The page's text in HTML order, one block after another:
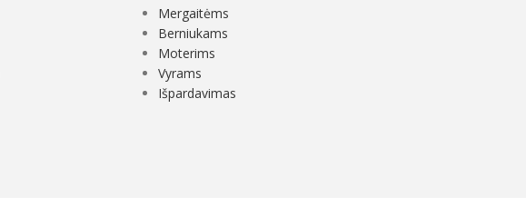
Mergaitėms
Berniukams
Moterims
Vyrams
Išpardavimas